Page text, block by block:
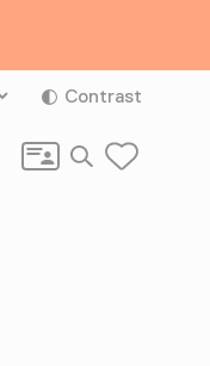
Contrast
Search